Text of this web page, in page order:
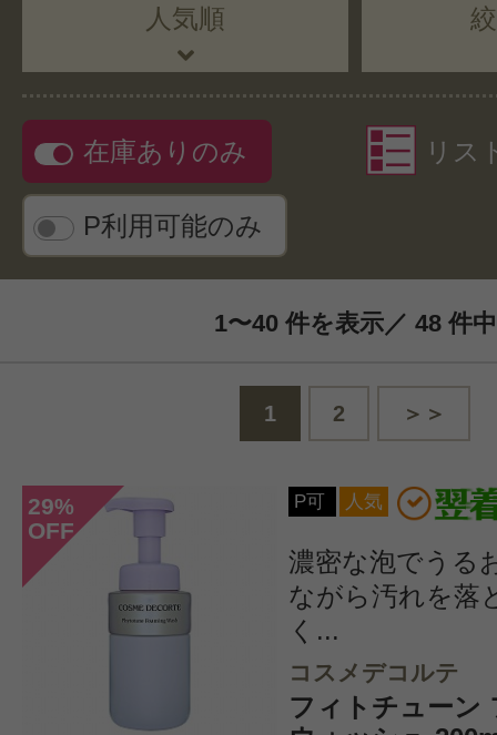
人気順
在庫ありのみ
P利用可能のみ
リス
1〜40 件を表示／ 48 件中
1 2 ＞＞
29%
OFF
P可 人気
濃密な泡でうる
ながら汚れを落
く...
コスメデコルテ
フィトチューン